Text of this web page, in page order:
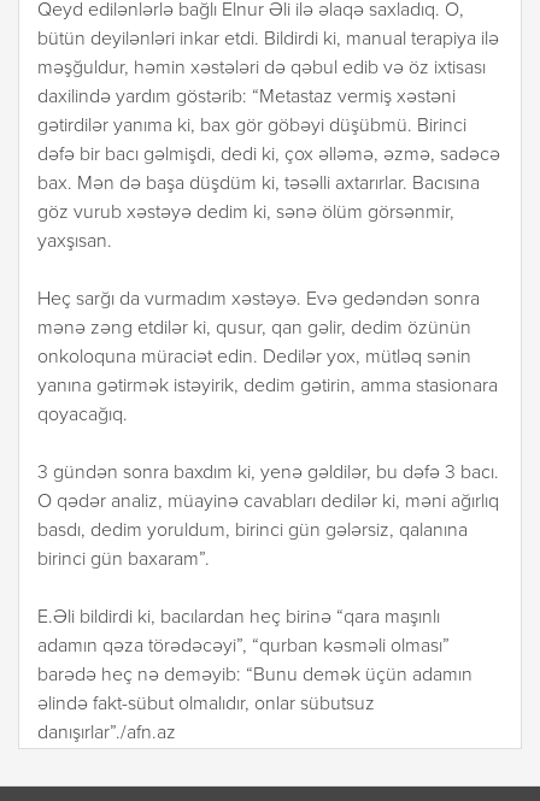
Qeyd edilənlərlə bağlı Elnur Əli ilə əlaqə saxladıq. O,
bütün deyilənləri inkar etdi. Bildirdi ki, manual terapiya ilə
məşğuldur, həmin xəstələri də qəbul edib və öz ixtisası
daxilində yardım göstərib: “Metastaz vermiş xəstəni
gətirdilər yanıma ki, bax gör göbəyi düşübmü. Birinci
dəfə bir bacı gəlmişdi, dedi ki, çox əlləmə, əzmə, sadəcə
bax. Mən də başa düşdüm ki, təsəlli axtarırlar. Bacısına
göz vurub xəstəyə dedim ki, sənə ölüm görsənmir,
yaxşısan.
Heç sarğı da vurmadım xəstəyə. Evə gedəndən sonra
mənə zəng etdilər ki, qusur, qan gəlir, dedim özünün
onkoloquna müraciət edin. Dedilər yox, mütləq sənin
yanına gətirmək istəyirik, dedim gətirin, amma stasionara
qoyacağıq.
3 gündən sonra baxdım ki, yenə gəldilər, bu dəfə 3 bacı.
O qədər analiz, müayinə cavabları dedilər ki, məni ağırlıq
basdı, dedim yoruldum, birinci gün gələrsiz, qalanına
birinci gün baxaram”.
E.Əli bildirdi ki, bacılardan heç birinə “qara maşınlı
adamın qəza törədəcəyi”, “qurban kəsməli olması”
barədə heç nə deməyib: “Bunu demək üçün adamın
əlində fakt-sübut olmalıdır, onlar sübutsuz
danışırlar”./afn.az